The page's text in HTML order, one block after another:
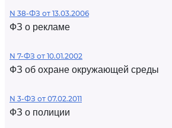
N 38-ФЗ от 13.03.2006
ФЗ о рекламе
N 7-ФЗ от 10.01.2002
ФЗ об охране окружающей среды
N 3-ФЗ от 07.02.2011
ФЗ о полиции